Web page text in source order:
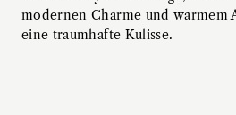
modernen Charme und warmem
eine traumhafte Kulisse.